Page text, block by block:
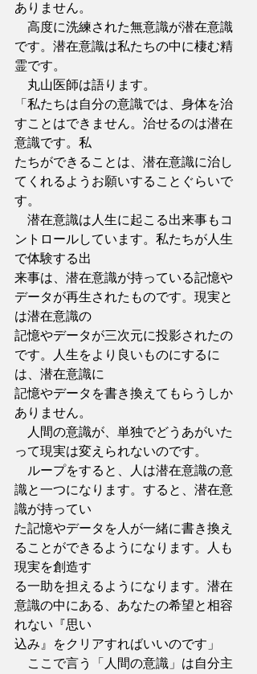
ありません。
高度に洗練された無意識が潜在意識
です。潜在意識は私たちの中に棲む精
霊です。
丸山医師は語ります。
「私たちは自分の意識では、身体を治
すことはできません。治せるのは潜在
意識です。私
たちができることは、潜在意識に治し
てくれるようお願いすることぐらいで
す。
潜在意識は人生に起こる出来事もコ
ントロールしています。私たちが人生
で体験する出
来事は、潜在意識が持っている記憶や
データが再生されたものです。現実と
は潜在意識の
記憶やデータが三次元に投影されたの
です。人生をより良いものにするに
は、潜在意識に
記憶やデータを書き換えてもらうしか
ありません。
人間の意識が、単独でどうあがいた
って現実は変えられないのです。
ループをすると、人は潜在意識の意
識と一つになります。すると、潜在意
識が持ってい
た記憶やデータを人が一緒に書き換え
ることができるようになります。人も
現実を創造す
る一助を担えるようになります。潜在
意識の中にある、あなたの希望と相容
れない『思い
込み』をクリアすればいいのです」
ここで言う「人間の意識」は自分主